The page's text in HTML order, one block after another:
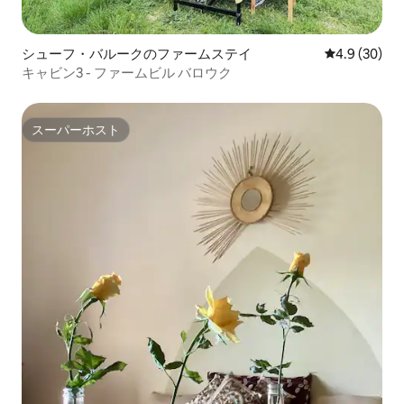
シューフ・バルークのファームステイ レビュー30
4.9 (30)
キャビン3 - ファームビル バロウク
スーパーホスト
スーパーホスト